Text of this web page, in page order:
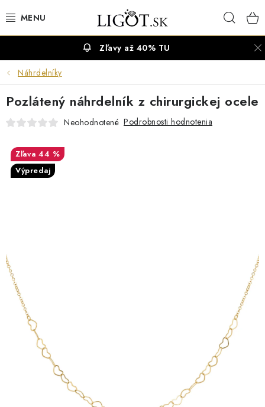
na
NÁHRDELNÍKY
PRSTENE
PRÍVESKY
SETY ŠPERKOV
ŠPERKY
Doprava a platba
Kontakt
Obchodné podmienky
Zľavy až 40% TU
Náhrdelníky
Pozlátený náhrdelník z chirurgickej ocele
Neohodnotené Podrobnosti hodnotenia
44 %
Výpredaj